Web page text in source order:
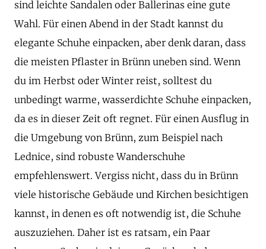
sind leichte Sandalen oder Ballerinas eine gute
Wahl. Für einen Abend in der Stadt kannst du
elegante Schuhe einpacken, aber denk daran, dass
die meisten Pflaster in Brünn uneben sind. Wenn
du im Herbst oder Winter reist, solltest du
unbedingt warme, wasserdichte Schuhe einpacken,
da es in dieser Zeit oft regnet. Für einen Ausflug in
die Umgebung von Brünn, zum Beispiel nach
Lednice, sind robuste Wanderschuhe
empfehlenswert. Vergiss nicht, dass du in Brünn
viele historische Gebäude und Kirchen besichtigen
kannst, in denen es oft notwendig ist, die Schuhe
auszuziehen. Daher ist es ratsam, ein Paar